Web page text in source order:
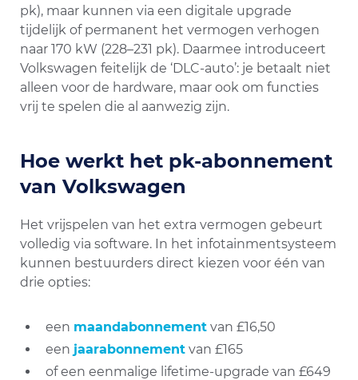
pk), maar kunnen via een digitale upgrade
tijdelijk of permanent het vermogen verhogen
naar 170 kW (228–231 pk). Daarmee introduceert
Volkswagen feitelijk de ‘DLC-auto’: je betaalt niet
alleen voor de hardware, maar ook om functies
vrij te spelen die al aanwezig zijn.
Hoe werkt het pk-abonnement
van Volkswagen
Het vrijspelen van het extra vermogen gebeurt
volledig via software. In het infotainmentsysteem
kunnen bestuurders direct kiezen voor één van
drie opties:
een maandabonnement van £16,50
een jaarabonnement van £165
of een eenmalige lifetime-upgrade van £649